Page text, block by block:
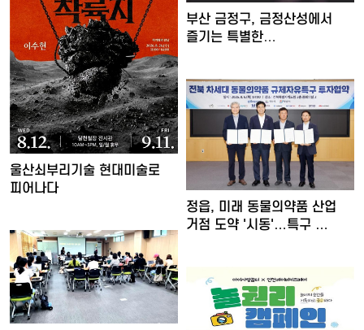
부산 금정구, 금정산성에서
즐기는 특별한
울산쇠부리기술 현대미술로
피어나다
정읍, 미래 동물의약품 산업
거점 도약 '시동'…특구 …